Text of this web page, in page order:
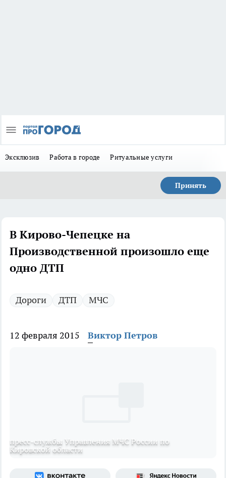
Эксклюзив Работа в городе Ритуальные услуги
Принять
В Кирово-Чепецке на
Производственной произошло еще
одно ДТП
Дороги ДТП МЧС
12 февраля 2015 Виктор Петров
пресс-службы Управления МЧС России по
Кировской области